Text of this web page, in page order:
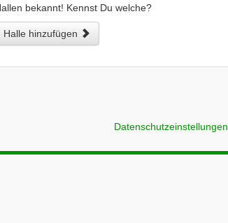
bekannt! Kennst Du welche?
Halle hinzufügen
Datenschutzeinstellungen